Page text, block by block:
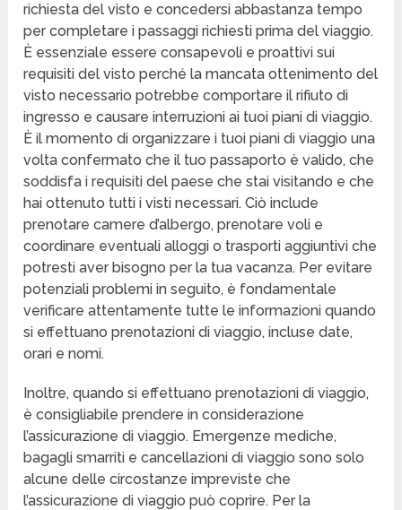
richiesta del visto e concedersi abbastanza tempo
per completare i passaggi richiesti prima del viaggio.
È essenziale essere consapevoli e proattivi sui
requisiti del visto perché la mancata ottenimento del
visto necessario potrebbe comportare il rifiuto di
ingresso e causare interruzioni ai tuoi piani di viaggio.
È il momento di organizzare i tuoi piani di viaggio una
volta confermato che il tuo passaporto è valido, che
soddisfa i requisiti del paese che stai visitando e che
hai ottenuto tutti i visti necessari. Ciò include
prenotare camere d’albergo, prenotare voli e
coordinare eventuali alloggi o trasporti aggiuntivi che
potresti aver bisogno per la tua vacanza. Per evitare
potenziali problemi in seguito, è fondamentale
verificare attentamente tutte le informazioni quando
si effettuano prenotazioni di viaggio, incluse date,
orari e nomi.
Inoltre, quando si effettuano prenotazioni di viaggio,
è consigliabile prendere in considerazione
l’assicurazione di viaggio. Emergenze mediche,
bagagli smarriti e cancellazioni di viaggio sono solo
alcune delle circostanze impreviste che
l’assicurazione di viaggio può coprire. Per la